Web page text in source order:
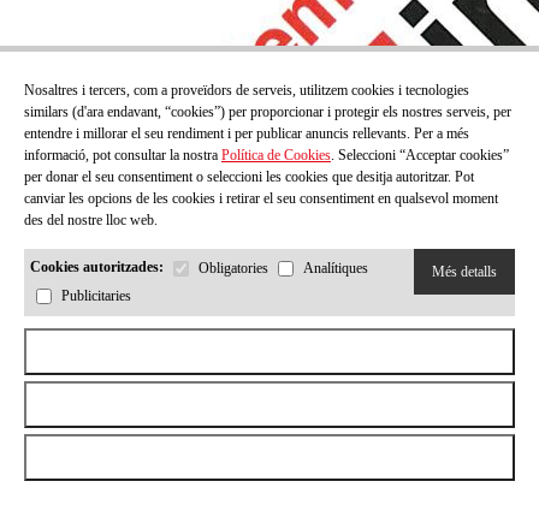
Nosaltres i tercers, com a proveïdors de serveis, utilitzem cookies i tecnologies
similars (d'ara endavant, “cookies”) per proporcionar i protegir els nostres serveis, per
entendre i millorar el seu rendiment i per publicar anuncis rellevants. Per a més
informació, pot consultar la nostra Política de Cookies. Seleccioni “Acceptar cookies”
per donar el seu consentiment o seleccioni les cookies que desitja autoritzar. Pot
canviar les opcions de les cookies i retirar el seu consentiment en qualsevol moment
des del nostre lloc web.
Cookies autoritzades: Obligatories
Analítiques
Publicitaries
Més detalls